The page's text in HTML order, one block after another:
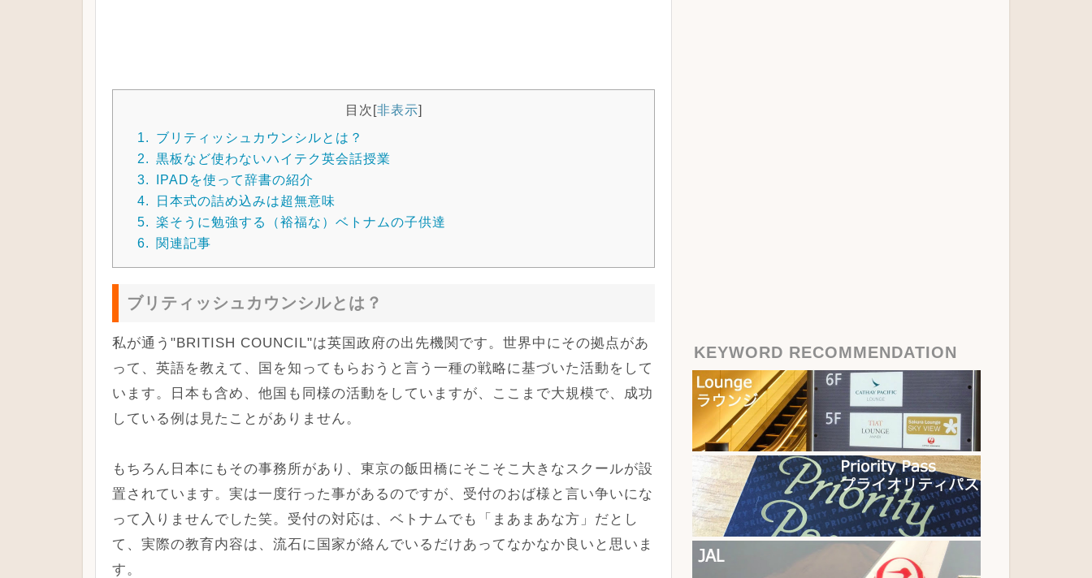
目次[非表示]
1.
ブリティッシュカウンシルとは？
2. 黒板など使わないハイテク英会話授業
3.
IPADを使って辞書の紹介
4.
日本式の詰め込みは超無意味
5. 楽そうに勉強する（裕福な）ベトナムの子供達
6.
関連記事
ブリティッシュカウンシルとは？
私が通う"BRITISH COUNCIL"は英国政府の出先機関です。世界中にその拠点があ
って、英語を教えて、国を知ってもらおうと言う一種の戦略に基づいた活動をして
います。日本も含め、他国も同様の活動をしていますが、ここまで大規模で、成功
している例は見たことがありません。
もちろん日本にもその事務所があり、東京の飯田橋にそこそこ大きなスクールが設
置されています。実は一度行った事があるのですが、受付のおば様と言い争いにな
って入りませんでした笑。受付の対応は、ベトナムでも「まあまあな方」だとし
て、実際の教育内容は、流石に国家が絡んでいるだけあってなかなか良いと思いま
す。
KEYWORD RECOMMENDATION